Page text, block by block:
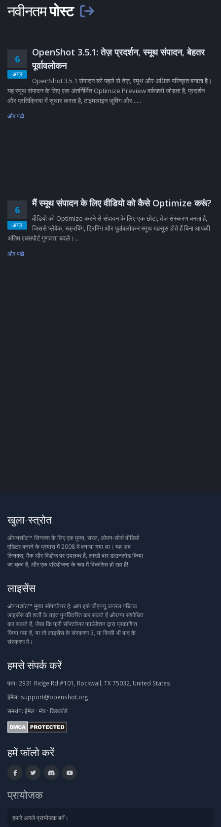
नवीनतमपोस्ट
6
अप्र
OpenShot 3.5.1: तेज़ प्रदर्शन, स्मूथ संपादन, बेहतर
पूर्वावलोकन
OpenShot 3.5.1 संपादन को पहले से तेज़, स्मूथ और अधिक परिष्कृत बनाता है।
यह स्मूथ संपादन के लिए एक अंतर्निर्मित Optimize Preview वर्कफ़्लो जोड़ता है, प्रदर्शन
और प्रतिक्रिया में सुधार करता है, टाइमलाइन ज़ूमिंग और......
और पढो
6
अप्र
मैं स्मूथ संपादन के लिए वीडियो को कैसे Optimize करूं?
वीडियो को Optimize करने से संपादन के लिए एक छोटा, तेज़ संस्करण बनता है,
जिससे प्लेबैक, स्क्रबिंग, ट्रिमिंग और पूर्वावलोकन स्मूथ महसूस होते हैं बिना आपकी
अंतिम एक्सपोर्ट गुणवत्ता बदले।...
और पढो
खुला-स्त्रोत
ओपनशॉट™ लिनक्स के लिए एक मुफ्त, सरल, ओपन-सोर्स वीडियो
एडिटर बनाने के प्रयास में 2008 में बनाया गया था। यह अब
लिनक्स, मैक और विंडोज पर उपलब्ध है, लाखों बार डाउनलोड किया
जा चुका है, और एक परियोजना के रूप में विकसित हो रहा है!
लाइसेंस
ओपनशॉट™ मुफ्त सॉफ्टवेयर है: आप इसे जीएनयू जनरल पब्लिक
लाइसेंस की शर्तों के तहत पुनर्वितरित कर सकते हैं और/या संशोधित
कर सकते हैं, जैसा कि फ्री सॉफ्टवेयर फाउंडेशन द्वारा प्रकाशित
किया गया है, या तो लाइसेंस के संस्करण 3, या किसी भी बाद के
संस्करण में।
हमसे संपर्क करें
पताः 2931 Ridge Rd #101, Rockwall, TX 75032, United States
ईमेलः support@openshot.org
समर्थन: ईमेल · मंच· डिस्कॉर्ड
हमें फॉलो करें
प्रायोजक
हमारे अगले प्रायोजक बनें।